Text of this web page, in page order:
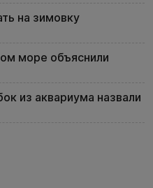
на зимовку
море объяснили
из аквариума назвали